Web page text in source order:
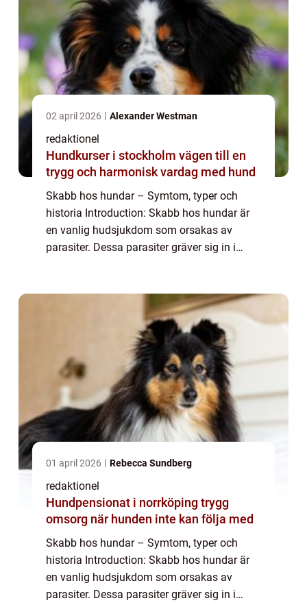
02 april 2026 Alexander Westman
redaktionel
Hundkurser i stockholm vägen till en
trygg och harmonisk vardag med hund
Skabb hos hundar – Symtom, typer och
historia Introduction: Skabb hos hundar är
en vanlig hudsjukdom som orsakas av
parasiter. Dessa parasiter gräver sig in i
01 april 2026 Rebecca Sundberg
redaktionel
Hundpensionat i norrköping trygg
omsorg när hunden inte kan följa med
Skabb hos hundar – Symtom, typer och
historia Introduction: Skabb hos hundar är
en vanlig hudsjukdom som orsakas av
parasiter. Dessa parasiter gräver sig in i